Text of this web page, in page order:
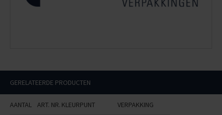
GERELATEERDE PRODUCTEN
AANTAL ART. NR. KLEURPUNT VERPAKKING